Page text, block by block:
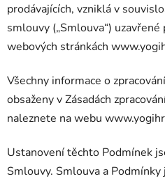
prodávajících, vzniklá v
smlouvy („Smlouva“)
webových stránkách
Všechny informace o
obsaženy v Zásadách
naleznete na webu
Ustanovení těchto Podmínek
Smlouvy. Smlouva a